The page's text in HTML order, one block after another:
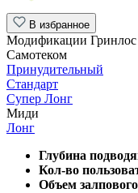
В избранное
Модификации
Самотеком
Принудительный
Стандарт
Супер Лонг
Миди
Лонг
Глубина
Кол-во
Объем